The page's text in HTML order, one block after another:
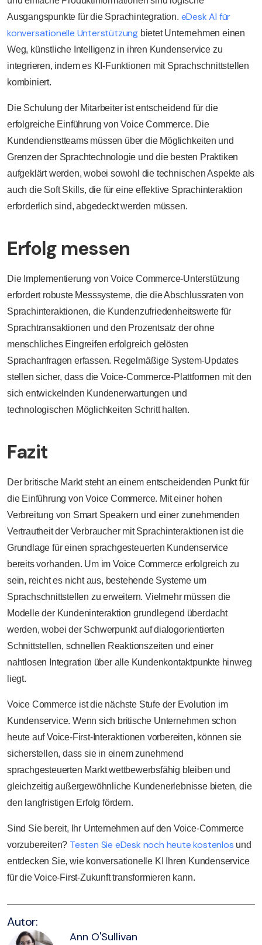
Ausgangspunkte für die Sprachintegration. eDesk AI für
konversationelle Unterstützung bietet Unternehmen einen
Weg, künstliche Intelligenz in ihren Kundenservice zu
integrieren, indem es KI-Funktionen mit Sprachschnittstellen
kombiniert.
Die Schulung der Mitarbeiter ist entscheidend für die
erfolgreiche Einführung von Voice Commerce. Die
Kundendienstteams müssen über die Möglichkeiten und
Grenzen der Sprachtechnologie und die besten Praktiken
aufgeklärt werden, wobei sowohl die technischen Aspekte als
auch die Soft Skills, die für eine effektive Sprachinteraktion
erforderlich sind, abgedeckt werden müssen.
Erfolg messen
Die Implementierung von Voice Commerce-Unterstützung
erfordert robuste Messsysteme, die die Abschlussraten von
Sprachinteraktionen, die Kundenzufriedenheitswerte für
Sprachtransaktionen und den Prozentsatz der ohne
menschliches Eingreifen erfolgreich gelösten
Sprachanfragen erfassen. Regelmäßige System-Updates
stellen sicher, dass die Voice-Commerce-Plattformen mit den
sich entwickelnden Kundenerwartungen und
technologischen Möglichkeiten Schritt halten.
Fazit
Der britische Markt steht an einem entscheidenden Punkt für
die Einführung von Voice Commerce. Mit einer hohen
Verbreitung von Smart Speakern und einer zunehmenden
Vertrautheit der Verbraucher mit Sprachinteraktionen ist die
Grundlage für einen sprachgesteuerten Kundenservice
bereits vorhanden. Um im Voice Commerce erfolgreich zu
sein, reicht es nicht aus, bestehende Systeme um
Sprachschnittstellen zu erweitern. Vielmehr müssen die
Modelle der Kundeninteraktion grundlegend überdacht
werden, wobei der Schwerpunkt auf dialogorientierten
Schnittstellen, schnellen Reaktionszeiten und einer
nahtlosen Integration über alle Kundenkontaktpunkte hinweg
liegt.
Voice Commerce ist die nächste Stufe der Evolution im
Kundenservice. Wenn sich britische Unternehmen schon
heute auf Voice-First-Interaktionen vorbereiten, können sie
sicherstellen, dass sie in einem zunehmend
sprachgesteuerten Markt wettbewerbsfähig bleiben und
gleichzeitig außergewöhnliche Kundenerlebnisse bieten, die
den langfristigen Erfolg fördern.
Sind Sie bereit, Ihr Unternehmen auf den Voice-Commerce
vorzubereiten? Testen Sie eDesk noch heute kostenlos und
entdecken Sie, wie konversationelle KI Ihren Kundenservice
für die Voice-First-Zukunft transformieren kann.
Autor:
Ann O'Sullivan